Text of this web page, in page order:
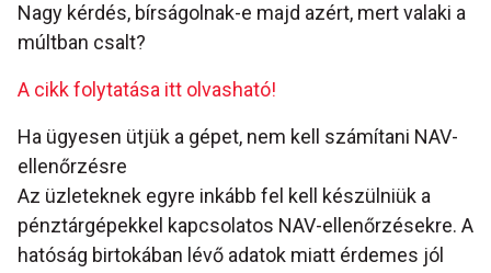
Nagy kérdés, bírságolnak-e majd azért, mert valaki a
múltban csalt?
A cikk folytatása itt olvasható!
Ha ügyesen ütjük a gépet, nem kell számítani NAV-
ellenőrzésre
Az üzleteknek egyre inkább fel kell készülniük a
pénztárgépekkel kapcsolatos NAV-ellenőrzésekre. A
hatóság birtokában lévő adatok miatt érdemes jól